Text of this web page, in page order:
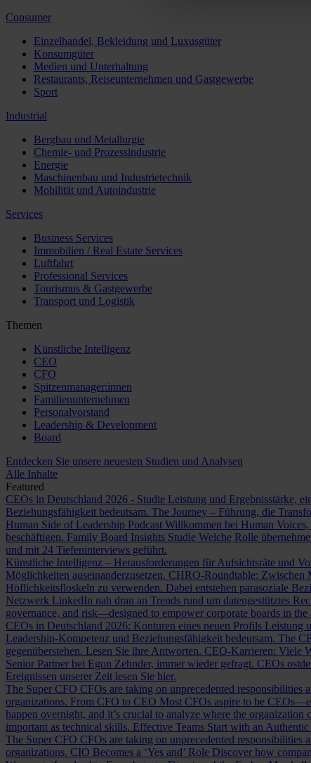
Consumer
Einzelhandel, Bekleidung und Luxusgüter
Konsumgüter
Medien und Unterhaltung
Restaurants, Reiseunternehmen und Gastgewerbe
Sport
Industrial
Bergbau und Metallurgie
Chemie- und Prozessindustrie
Energie
Maschinenbau und Industrietechnik
Mobilität und Autoindustrie
Services
Business Services
Immobilien / Real Estate Services
Luftfahrt
Professional Services
Tourismus & Gastgewerbe
Transport und Logistik
Themen
Künstliche Intelligenz
CEO
CFO
Spitzenmanager:innen
Familienunternehmen
Personalvorstand
Leadership & Development
Board
Entdecken Sie unsere neuesten Studien und Analysen
Alle Inhalte
Featured
CEOs in Deutschland 2026 - Studie Leistung und Ergebnisstärke,
Beziehungsfähigkeit bedeutsam. The Journey – Führung, die
Human Side of Leadership Podcast Willkommen bei Human
beschäftigen. Family Board Insights Studie Welche Rolle
und mit 24 Tiefeninterviews geführt.
Künstliche Intelligenz – Herausforderungen für Aufsichtsräte und
Möglichkeiten auseinanderzusetzen. CHRO-Roundtable: Zwischen
Höflichkeitsfloskeln zu verwenden. Dabei entstehen parasoziale
Netzwerk LinkedIn nah dran an Trends rund um datengestütztes
governance, and risk—designed to empower corporate boards in
CEOs in Deutschland 2026: Konturen eines neuen Profils Leistung
Leadership-Kompetenz und Beziehungsfähigkeit bedeutsam. The
gegenüberstehen. Lesen Sie ihre Antworten. CEO-Karrieren: Viele
Senior Partner bei Egon Zehnder, immer wieder gefragt. CEOs
Ereignissen unserer Zeit lesen Sie hier.
The Super CFO CFOs are taking on unprecedented
organizations. From CFO to CEO Most CFOs aspire to be
happen overnight, and it’s crucial to analyze where the
important as technical skills. Effective Teams Start with an
The Super CFO CFOs are taking on unprecedented
organizations. CIO Becomes a ‘Yes and’ Role Discover how